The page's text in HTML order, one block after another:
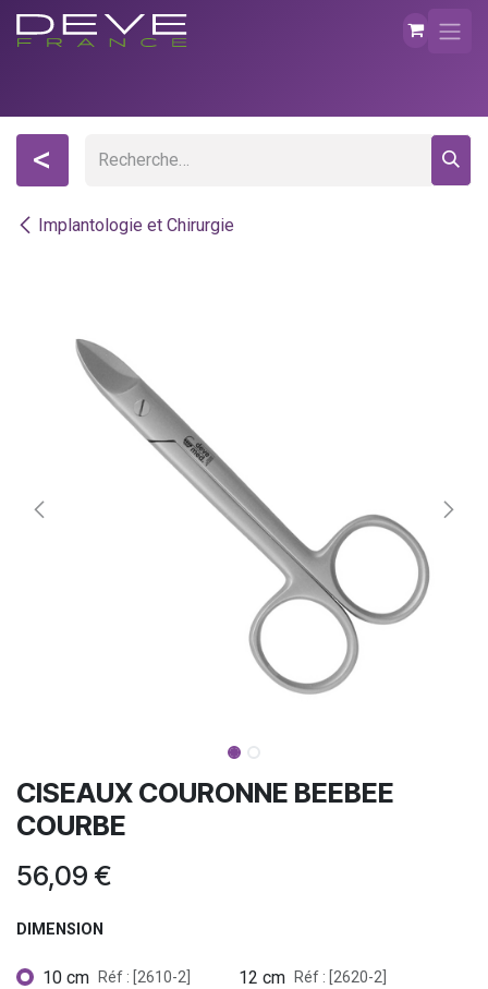
Se rendre au contenu
Implantologie et Chirurgie
<
CISEAUX COURONNE BEEBEE
COURBE
56,09 €
DIMENSION
10 cm Réf : [2610-2] 12 cm Réf : [2620-2]